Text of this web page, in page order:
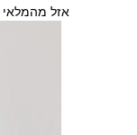
אזל מהמלאי